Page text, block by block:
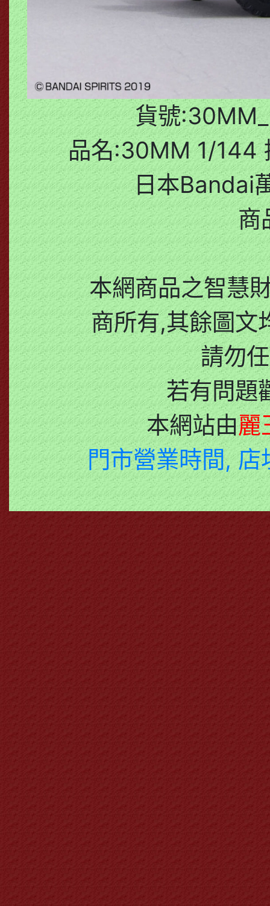
貨號
品名:30MM 1/144
日本Bandai
商
本網商品之智慧
商所有,其餘圖文
請勿
若有問題
本網站由麗
門市營業時間,